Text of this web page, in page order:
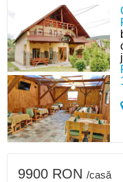
9900 RON /casă